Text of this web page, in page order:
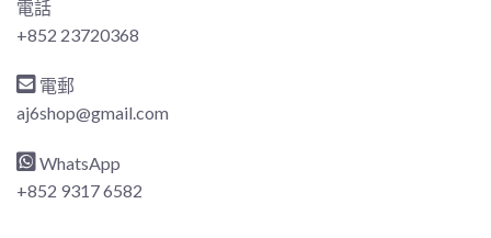
電話
+852 23720368
電郵
aj6shop@gmail.com
WhatsApp
+852 9317 6582